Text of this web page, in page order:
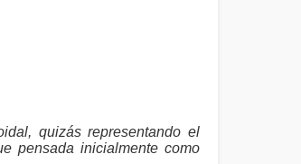
quizás representando el
pensada inicialmente como